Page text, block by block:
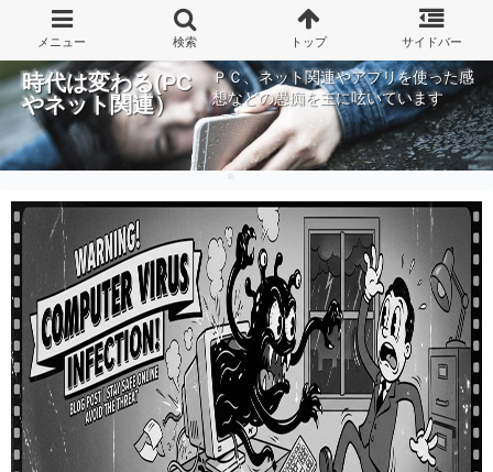
時代は変わる(PC
やネット関連）
ＰＣ、ネット関連やアプリを使った感
想などの愚痴を主に呟いています